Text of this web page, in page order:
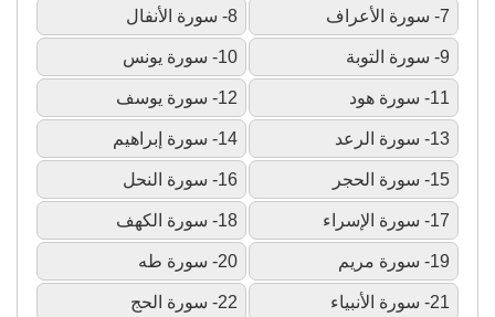
7- سورة الأعراف 8- سورة الأنفال
9- سورة التوبة 10- سورة يونس
11- سورة هود 12- سورة يوسف
13- سورة الرعد 14- سورة إبراهيم
15- سورة الحجر 16- سورة النحل
17- سورة الإسراء 18- سورة الكهف
19- سورة مريم 20- سورة طه
21- سورة الأنبياء 22- سورة الحج